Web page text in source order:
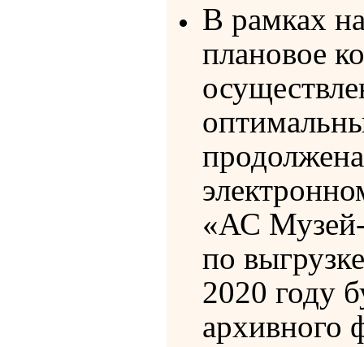
В рамках
плановое
«АС Музей-
по
2020 году
архивного